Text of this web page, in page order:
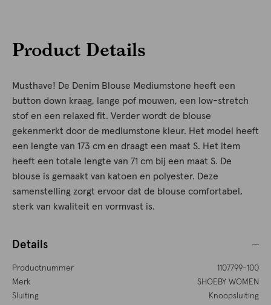
Product Details
Musthave! De Denim Blouse Mediumstone heeft een
button down kraag, lange pof mouwen, een low-stretch
stof en een relaxed fit. Verder wordt de blouse
gekenmerkt door de mediumstone kleur. Het model heeft
een lengte van 173 cm en draagt een maat S. Het item
heeft een totale lengte van 71 cm bij een maat S. De
blouse is gemaakt van katoen en polyester. Deze
samenstelling zorgt ervoor dat de blouse comfortabel,
sterk van kwaliteit en vormvast is.
Details
Productnummer
1107799-100
Merk
SHOEBY WOMEN
Sluiting
Knoopsluiting